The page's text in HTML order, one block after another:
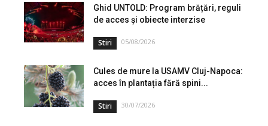
Ghid UNTOLD: Program brățări, reguli
de acces și obiecte interzise
Stiri 05/08/2026
Cules de mure la USAMV Cluj-Napoca:
acces în plantația fără spini...
Stiri 30/07/2026